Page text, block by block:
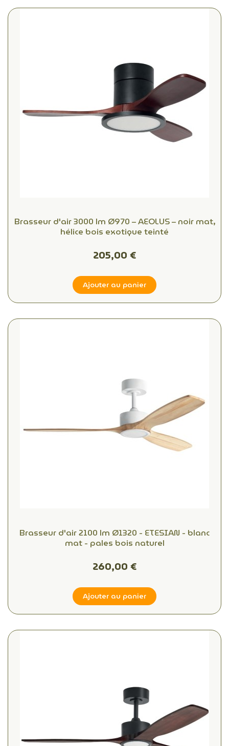
Brasseur d'air 3000 lm Ø970 – AEOLUS – noir mat,
hélice bois exotique teinté
205,00 €
Ajouter au panier
Brasseur d'air 2100 lm Ø1320 - ETESIAN - blanc
mat - pales bois naturel
260,00 €
Ajouter au panier